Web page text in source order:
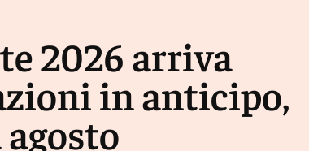
2026 arriva
in anticipo,